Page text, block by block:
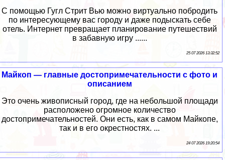
С помощью Гугл Стрит Вью можно виртуально побродить
по интересующему вас городу и даже подыскать себе
отель. Интернет превращает планирование путешествий
в забавную игру ......
25 07 2026 13:32:52
Майкоп — главные достопримечательности c фото и
описанием
Это очень живописный город, где на небольшой площади
расположено огромное количество
достопримечательностей. Они есть, как в самом Майкопе,
так и в его окрестностях. ...
24 07 2026 19:20:54